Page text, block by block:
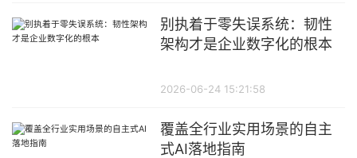
别执着于零失误系统：韧性
架构才是企业数字化的根本
2026-06-24 15:21:58
覆盖全行业实用场景的自主
式AI落地指南